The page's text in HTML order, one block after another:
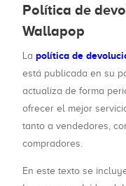
Política de
Wallapop
La política de
está publicada en su
actualiza de forma
ofrecer el mejor
tanto a vendedores,
compradores.
En este texto se